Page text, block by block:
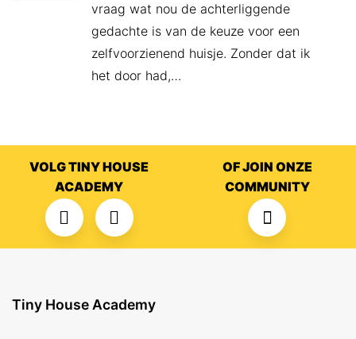
vraag wat nou de achterliggende
gedachte is van de keuze voor een
zelfvoorzienend huisje. Zonder dat ik
het door had,…
VOLG TINY HOUSE
ACADEMY
OF JOIN ONZE
COMMUNITY
Tiny House Academy